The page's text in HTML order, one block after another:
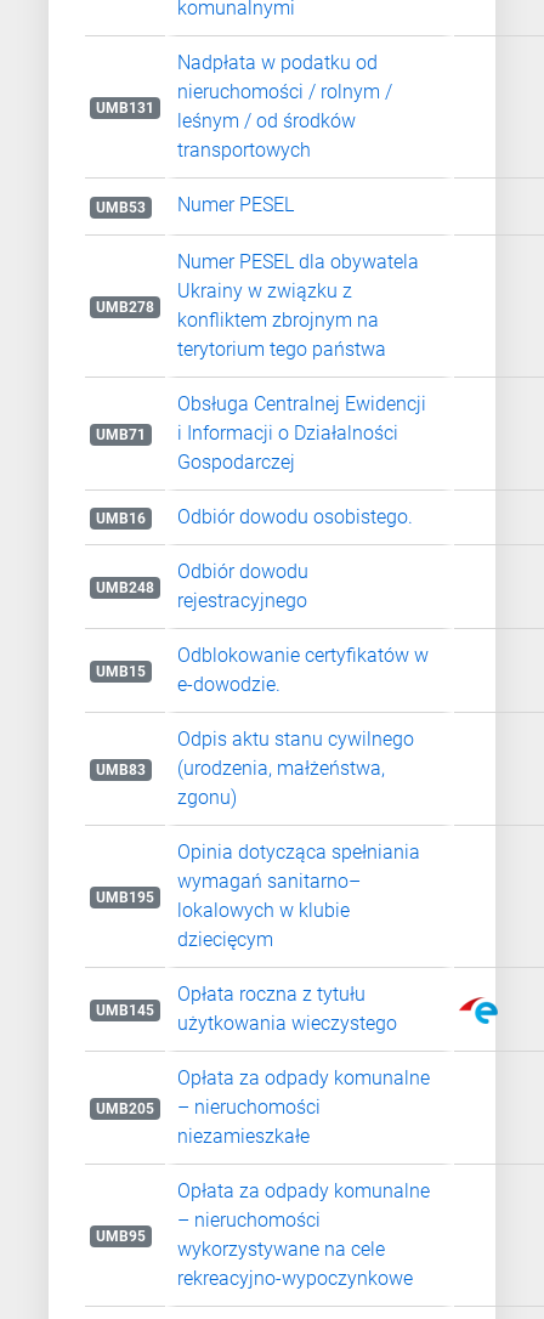
komunalnymi
UMB131
Nadpłata w podatku od
nieruchomości / rolnym /
leśnym / od środków
transportowych
UMB53 Numer PESEL
UMB278
Numer PESEL dla obywatela
Ukrainy w związku z
konfliktem zbrojnym na
terytorium tego państwa
UMB71
Obsługa Centralnej Ewidencji
i Informacji o Działalności
Gospodarczej
UMB16 Odbiór dowodu osobistego.
UMB248
Odbiór dowodu
rejestracyjnego
UMB15
Odblokowanie certyfikatów w
e-dowodzie.
UMB83
Odpis aktu stanu cywilnego
(urodzenia, małżeństwa,
zgonu)
UMB195
Opinia dotycząca spełniania
wymagań sanitarno–
lokalowych w klubie
dziecięcym
UMB145
Opłata roczna z tytułu
użytkowania wieczystego
UMB205
Opłata za odpady komunalne
– nieruchomości
niezamieszkałe
UMB95
Opłata za odpady komunalne
– nieruchomości
wykorzystywane na cele
rekreacyjno-wypoczynkowe